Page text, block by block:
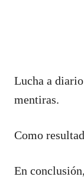
Lucha a
mentiras.
Como
En